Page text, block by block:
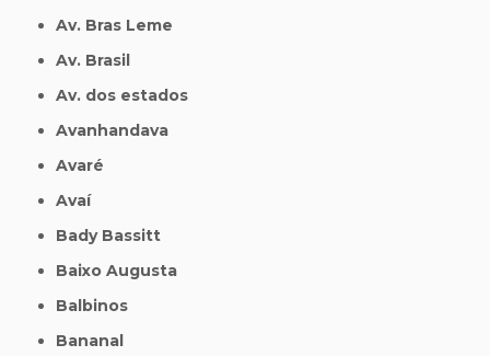
Av. Bras Leme
Av. Brasil
Av. dos estados
Avanhandava
Avaré
Avaí
Bady Bassitt
Baixo Augusta
Balbinos
Bananal